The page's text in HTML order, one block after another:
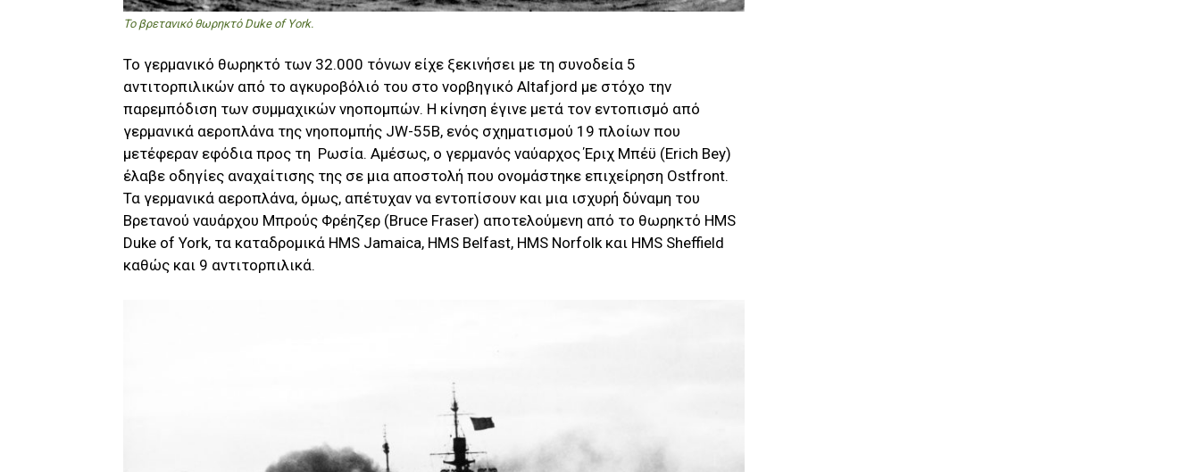
To βρετανικό θωρηκτό Duke of York.
Το γερμανικό θωρηκτό των 32.000 τόνων είχε ξεκινήσει με τη συνοδεία 5
αντιτορπιλικών από το αγκυροβόλιό του στο νορβηγικό Altafjord με στόχο την
παρεμπόδιση των συμμαχικών νηοπομπών. Η κίνηση έγινε μετά τον εντοπισμό από
γερμανικά αεροπλάνα της νηοπομπής JW-55B, ενός σχηματισμού 19 πλοίων που
μετέφεραν εφόδια προς τη Ρωσία. Αμέσως, ο γερμανός ναύαρχος Έριχ Μπέϋ (Erich Bey)
έλαβε οδηγίες αναχαίτισης της σε μια αποστολή που ονομάστηκε επιχείρηση Ostfront.
Τα γερμανικά αεροπλάνα, όμως, απέτυχαν να εντοπίσουν και μια ισχυρή δύναμη του
Βρετανού ναυάρχου Μπρούς Φρέηζερ (Bruce Fraser) αποτελούμενη από το θωρηκτό HMS
Duke of York, τα καταδρομικά HMS Jamaica, HMS Belfast, HMS Norfolk και HMS Sheffield
καθώς και 9 αντιτορπιλικά.